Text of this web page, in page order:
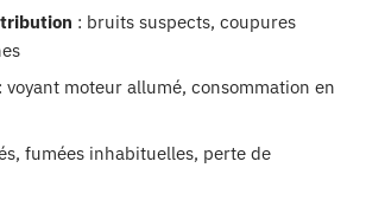
: bruits suspects, coupures
: voyant moteur allumé, consommation en
fumées inhabituelles, perte de